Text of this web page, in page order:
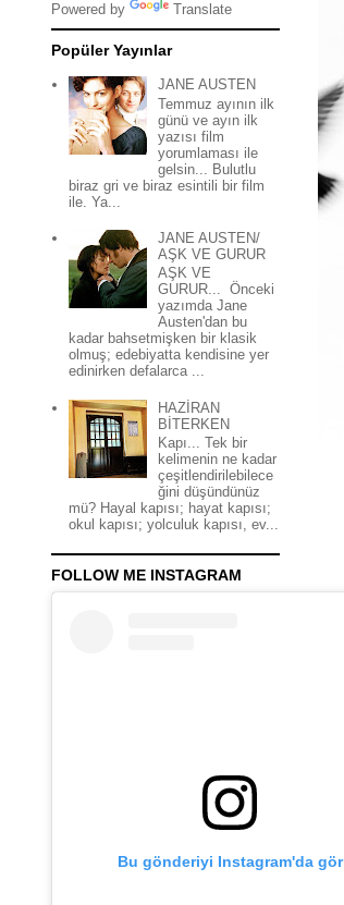
Powered by Translate
Popüler Yayınlar
JANE AUSTEN
Temmuz ayının ilk
günü ve ayın ilk
yazısı film
yorumlaması ile
gelsin... Bulutlu
biraz gri ve biraz esintili bir film
ile. Ya...
JANE AUSTEN/
AŞK VE GURUR
AŞK VE
GURUR... Önceki
yazımda Jane
Austen'dan bu
kadar bahsetmişken bir klasik
olmuş; edebiyatta kendisine yer
edinirken defalarca ...
HAZİRAN
BİTERKEN
Kapı... Tek bir
kelimenin ne kadar
çeşitlendirilebilece
ğini düşündünüz
mü? Hayal kapısı; hayat kapısı;
okul kapısı; yolculuk kapısı, ev...
FOLLOW ME INSTAGRAM
Bu gönderiyi Instagram'da gör